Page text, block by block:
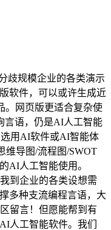
歧规模企业的各类演示
软件，可以或许生成近
。网页版更适合复杂使
言语，仍是AI人工智能
用AI软件或AI智能体
维导图/流程图/SWOT
AI人工智能使用。
到企业的各类设想需
多种支流编程言语，大
留言！但愿能帮到有
人工智能软件。我们